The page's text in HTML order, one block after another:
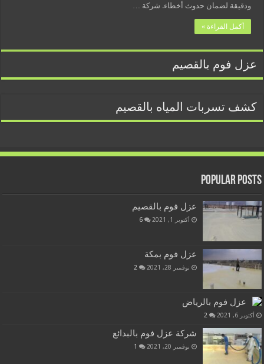
ودقيقة لضمان حدوث أخطاء. شركة …
أكمل القراءة »
عزل فوم بالقصيم
كشف تسربات المياه بالقصيم
Popular Posts
عزل فوم بالقصيم
أكتوبر 1, 2021 6
عزل فوم بمكة
نوفمبر 28, 2021 2
عزل فوم بالرياض
أكتوبر 6, 2021 2
شركة عزل فوم بالبدائع
نوفمبر 20, 2021 1